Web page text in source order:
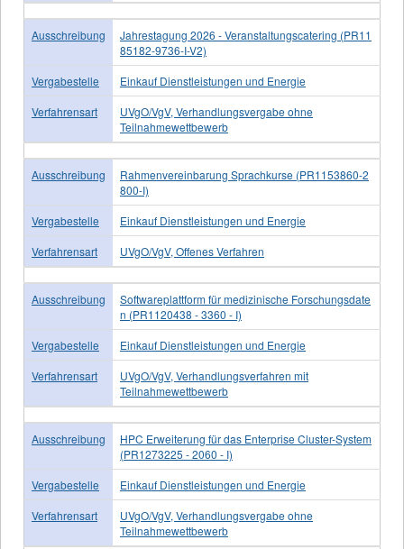
Ausschreibung
Jahrestagung 2026 - Veranstaltungscatering (PR11
85182-9736-I-V2)
Vergabestelle
Einkauf Dienstleistungen und Energie
Verfahrensart
UVgO/VgV, Verhandlungsvergabe ohne
Teilnahmewettbewerb
Ausschreibung
Rahmenvereinbarung Sprachkurse (PR1153860-2
800-I)
Vergabestelle
Einkauf Dienstleistungen und Energie
Verfahrensart
UVgO/VgV, Offenes Verfahren
Ausschreibung
Softwareplattform für medizinische Forschungsdate
n (PR1120438 - 3360 - I)
Vergabestelle
Einkauf Dienstleistungen und Energie
Verfahrensart
UVgO/VgV, Verhandlungsverfahren mit
Teilnahmewettbewerb
Ausschreibung
HPC Erweiterung für das Enterprise Cluster-System
(PR1273225 - 2060 - I)
Vergabestelle
Einkauf Dienstleistungen und Energie
Verfahrensart
UVgO/VgV, Verhandlungsvergabe ohne
Teilnahmewettbewerb